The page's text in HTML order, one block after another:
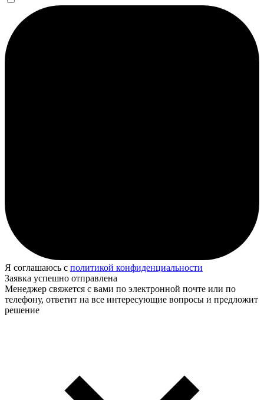
Я соглашаюсь с политикой конфиденциальности
Заявка успешно отправлена
Менеджер свяжется с вами по электронной почте или по
телефону, ответит на все интересующие вопросы и предложит
решение